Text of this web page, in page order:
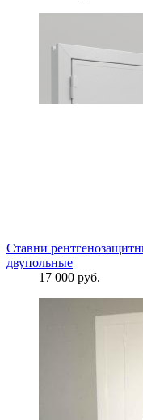
Ставни
двупольные
17 000 руб.